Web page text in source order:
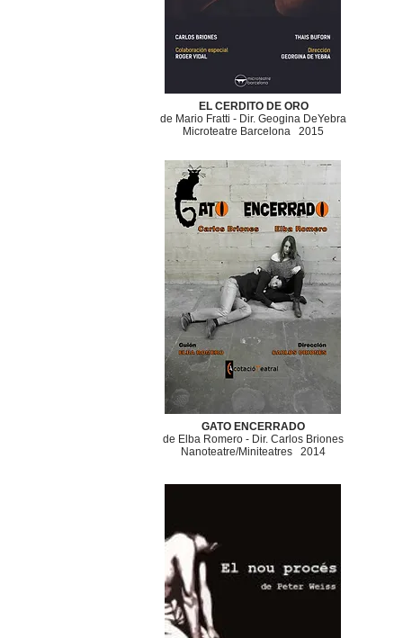
EL CERDITO DE ORO
de Mario Fratti - Dir. Geogina DeYebra
Microteatre Barcelona 2015
GATO ENCERRADO
de Elba Romero - Dir. Carlos Briones
​Nanoteatre/Miniteatres 2014